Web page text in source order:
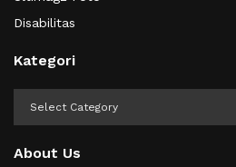
Disabilitas
Kategori
About Us